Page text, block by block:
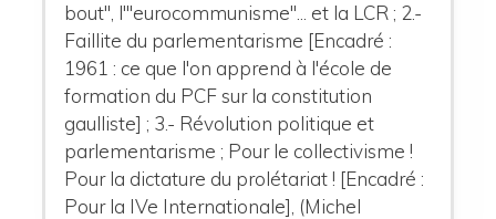
bout", l'"eurocommunisme"... et la LCR ; 2.-
Faillite du parlementarisme [Encadré :
1961 : ce que l'on apprend à l'école de
formation du PCF sur la constitution
gaulliste] ; 3.- Révolution politique et
parlementarisme ; Pour le collectivisme !
Pour la dictature du prolétariat ! [Encadré :
Pour la IVe Internationale], (Michel